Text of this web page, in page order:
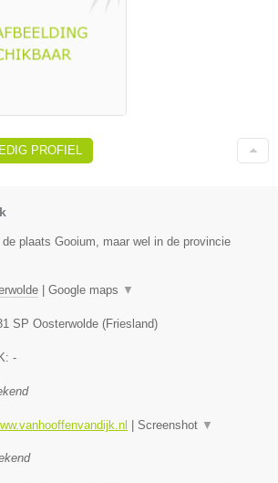
PROFIEL
plaats Gooium, maar wel in de provincie
Google maps ▼
SP Oosterwolde (Friesland)
-
Screenshot ▼